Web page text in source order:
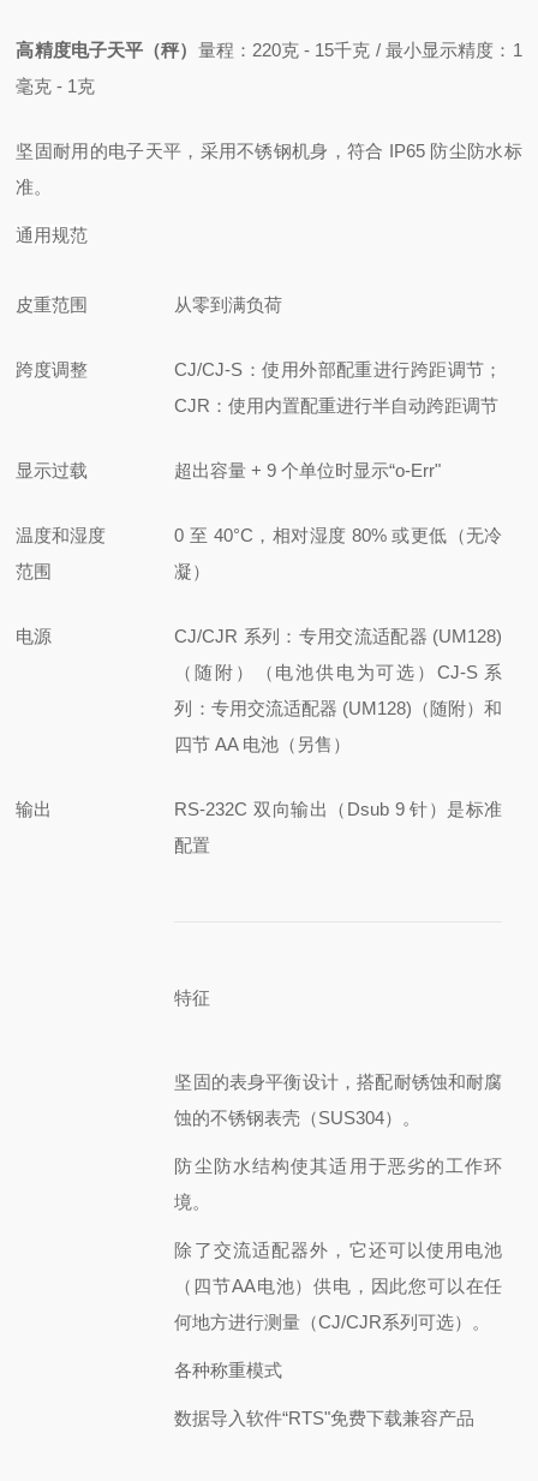
高精度电子天平（秤） 量程：220克 - 15千克 / 最小显示精度：1
毫克 - 1克
坚固耐用的电子天平，采用不锈钢机身 ，符合 IP65 防尘防水标
准。
通用规范
皮重范围 从零到满负荷
跨度调整
CJ/CJ-S：使用外部配重进行跨距调节；
CJR：使用内置配重进行半自动跨距调节
显示过载 超出容量 + 9 个单位时显示“o-Err"
温度和湿度
范围
0 至 40°C，相对湿度 80% 或更低（无冷
凝）
电源
CJ/CJR 系列：专用交流适配器 (UM128)
（随附）（电池供电为可选） CJ-S 系
列：专用交流适配器 (UM128)（随附）和
四节 AA 电池（另售）
输出
RS-232C 双向输出（Dsub 9 针）是标准
配置
特征
坚固的表身平衡设计，搭配耐锈蚀和耐腐
蚀的不锈钢表壳（SUS304）。
防尘防水结构使其适用于恶劣的工作环
境。
除了交流适配器外，它还可以使用电池
（四节AA电池）供电，因此您可以在任
何地方进行测量（CJ/CJR系列可选）。
各种称重模式
数据导入软件“RTS"免费下载兼容产品